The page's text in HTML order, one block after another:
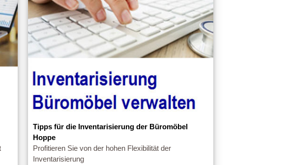
Tipps für die Inventarisierung der Büromöbel
Hoppe
Profitieren Sie von der hohen Flexibilität der
Inventarisierung